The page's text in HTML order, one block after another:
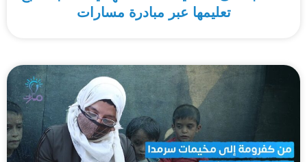
تعليمها عبر مبادرة مسارات